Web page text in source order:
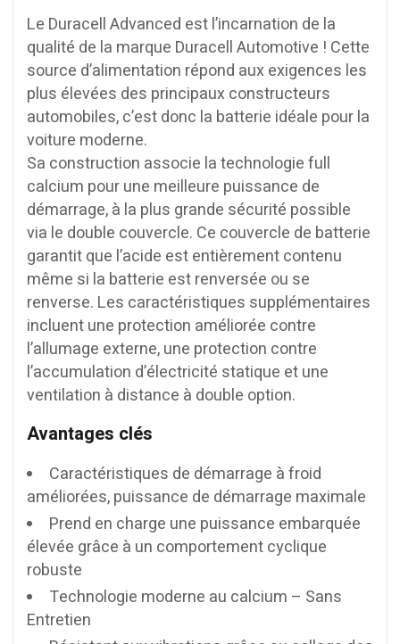
Le Duracell Advanced est l’incarnation de la
qualité de la marque Duracell Automotive ! Cette
source d’alimentation répond aux exigences les
plus élevées des principaux constructeurs
automobiles, c’est donc la batterie idéale pour la
voiture moderne.
Sa construction associe la technologie full
calcium pour une meilleure puissance de
démarrage, à la plus grande sécurité possible
via le double couvercle. Ce couvercle de batterie
garantit que l’acide est entièrement contenu
même si la batterie est renversée ou se
renverse. Les caractéristiques supplémentaires
incluent une protection améliorée contre
l’allumage externe, une protection contre
l’accumulation d’électricité statique et une
ventilation à distance à double option.
Avantages clés
Caractéristiques de démarrage à froid
améliorées, puissance de démarrage maximale
Prend en charge une puissance embarquée
élevée grâce à un comportement cyclique
robuste
Technologie moderne au calcium – Sans
Entretien